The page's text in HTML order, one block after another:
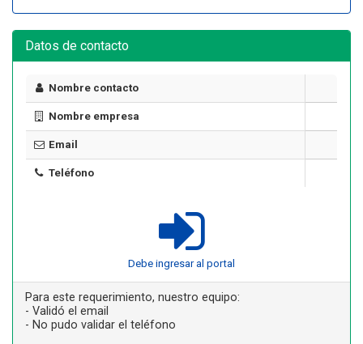
Datos de contacto
Nombre contacto
Nombre empresa
Email
Teléfono
Debe ingresar al portal
Para este requerimiento, nuestro equipo:
- Validó el email
- No pudo validar el teléfono